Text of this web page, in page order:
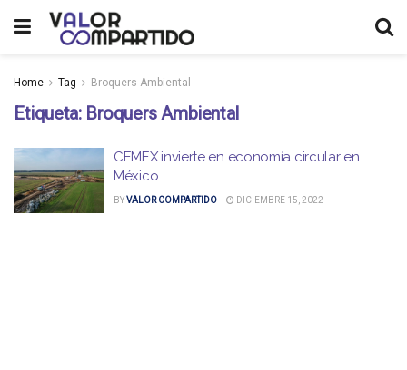
Home Tag Broquers Ambiental
Etiqueta: Broquers Ambiental
CEMEX invierte en economía circular en
México
BYVALOR COMPARTIDO DICIEMBRE 15, 2022